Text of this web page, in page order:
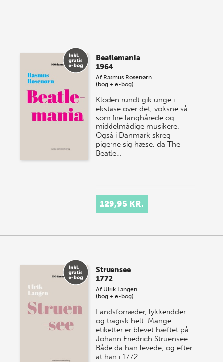
Beatlemania
1964
Af Rasmus Rosenørn
(bog + e-bog)
Kloden rundt gik unge i
ekstase over det, voksne så
som fire langhårede og
middelmådige musikere.
Også i Danmark skreg
pigerne sig hæse, da The
Beatle…
129,95 KR.
Struensee
1772
Af Ulrik Langen
(bog + e-bog)
Landsforræder, lykkeridder
og tragisk helt. Mange
etiketter er blevet hæftet på
Johann Friedrich Struensee.
Både da han levede, og efter
at han i 1772…